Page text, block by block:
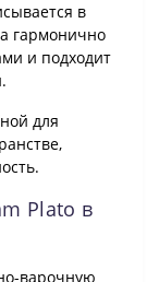
в
гармонично
и подходит
для
Plato в
варочную